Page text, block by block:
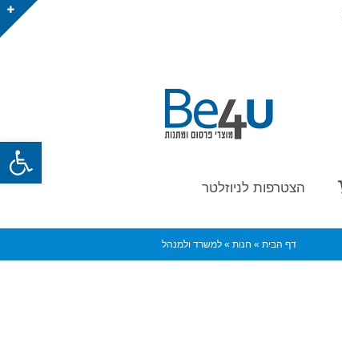
הצטרפות לניוזלטר
דף הבית » חנות » למשרד ולמנהל